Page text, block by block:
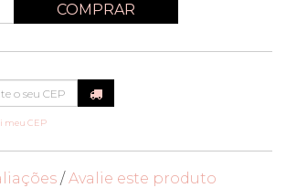
COMPRAR
meu CEP
/Avalie este produto